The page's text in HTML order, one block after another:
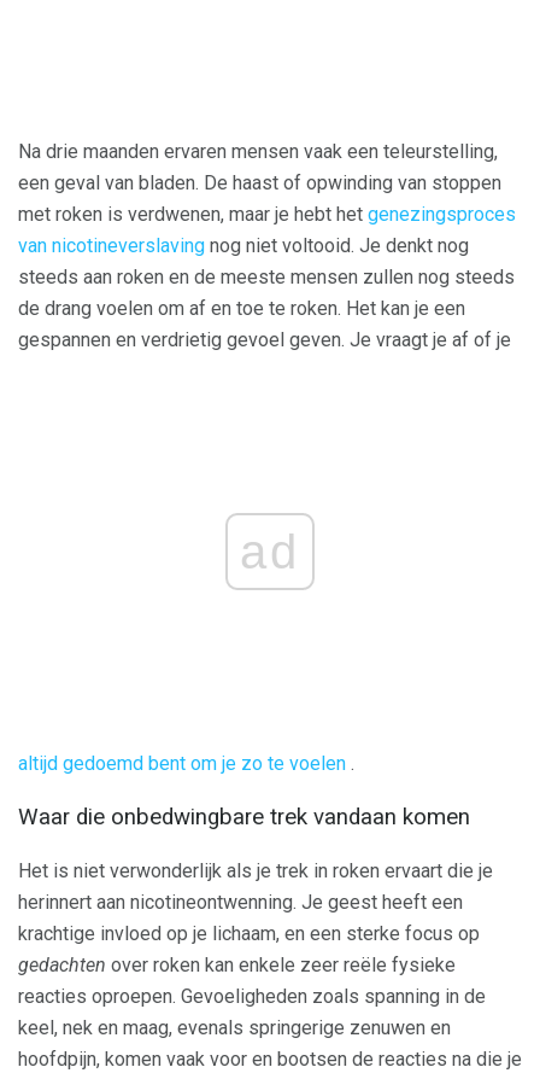
Na drie maanden ervaren mensen vaak een teleurstelling,
een geval van bladen. De haast of opwinding van stoppen
met roken is verdwenen, maar je hebt het genezingsproces
van nicotineverslaving nog niet voltooid. Je denkt nog
steeds aan roken en de meeste mensen zullen nog steeds
de drang voelen om af en toe te roken. Het kan je een
gespannen en verdrietig gevoel geven. Je vraagt ​​je af of je
ad
altijd gedoemd bent om je zo te voelen .
Waar die onbedwingbare trek vandaan komen
Het is niet verwonderlijk als je trek in roken ervaart die je
herinnert aan nicotineontwenning. Je geest heeft een
krachtige invloed op je lichaam, en een sterke focus op
gedachten over roken kan enkele zeer reële fysieke
reacties oproepen. Gevoeligheden zoals spanning in de
keel, nek en maag, evenals springerige zenuwen en
hoofdpijn, komen vaak voor en bootsen de reacties na die je